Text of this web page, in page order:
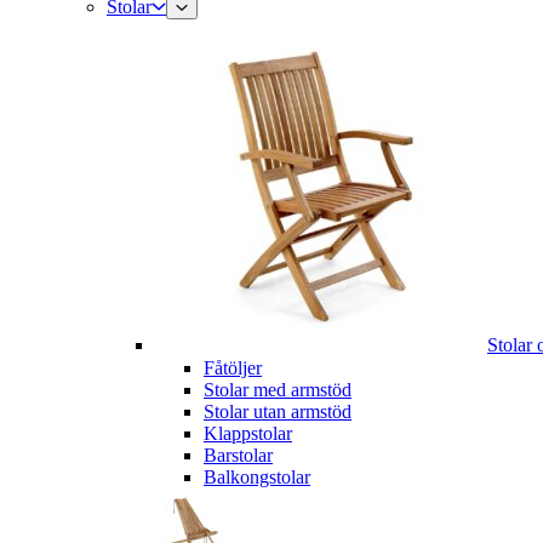
Stolar
Stolar
Fåtöljer
Stolar med armstöd
Stolar utan armstöd
Klappstolar
Barstolar
Balkongstolar